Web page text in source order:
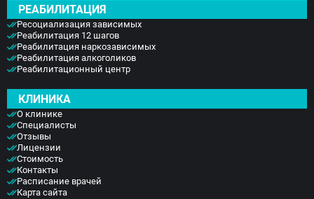
РЕАБИЛИТАЦИЯ
Ресоциализация зависимых
Реабилитация 12 шагов
Реабилитация наркозависимых
Реабилитация алкоголиков
Реабилитационный центр
КЛИНИКА
О клинике
Специалисты
Отзывы
Лицензии
Стоимость
Контакты
Расписание врачей
Карта сайта